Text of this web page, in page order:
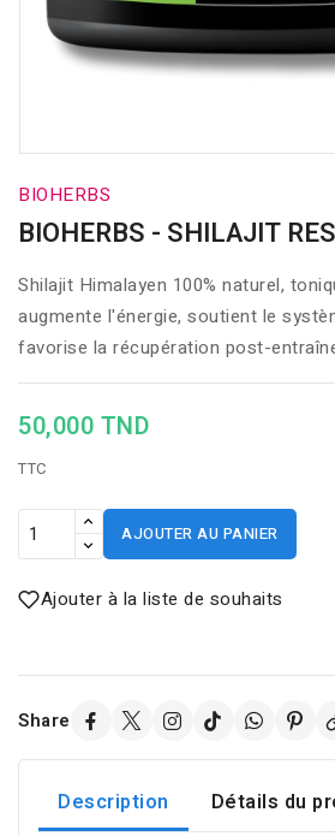
BIOHERBS
BIOHERBS - SHILAJIT
Shilajit Himalayen 100% naturel,
augmente l'énergie, soutient le
favorise la récupération post-
50,000 TND
TTC
AJOUTER AU PANIER
Ajouter à la liste de souhaits
Share
Description Détails du